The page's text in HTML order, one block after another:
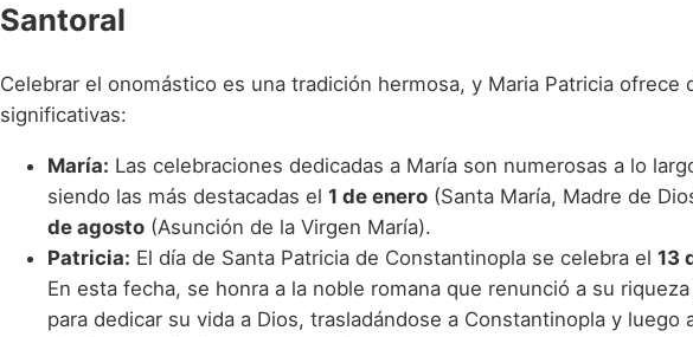
Santoral
Celebrar el onomástico es una tradición hermosa, y Maria Patricia ofrece
significativas:
María: Las celebraciones dedicadas a María son numerosas a lo
siendo las más destacadas el 1 de enero (Santa María, Madre de
de agosto (Asunción de la Virgen María).
Patricia: El día de Santa Patricia de Constantinopla se celebra el 13
En esta fecha, se honra a la noble romana que renunció a su
para dedicar su vida a Dios, trasladándose a Constantinopla y luego